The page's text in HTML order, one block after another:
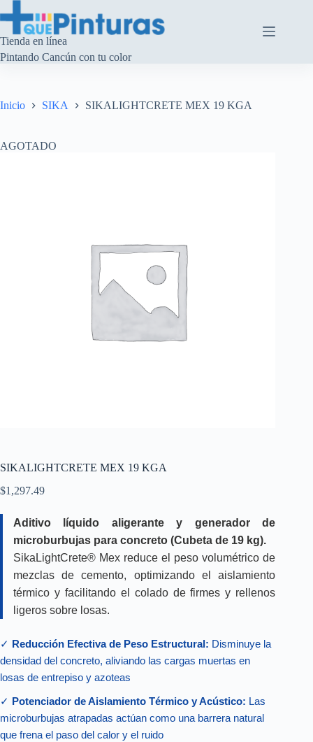
al
contenido
Tienda en línea
Pintando Cancún con tu color
Inicio SIKA SIKALIGHTCRETE MEX 19 KGA
AGOTADO
SIKALIGHTCRETE MEX 19 KGA
$1,297.49
Aditivo líquido aligerante y generador de
microburbujas para concreto (Cubeta de 19 kg).
SikaLightCrete® Mex reduce el peso volumétrico de
mezclas de cemento, optimizando el aislamiento
térmico y facilitando el colado de firmes y rellenos
ligeros sobre losas.
✓ Reducción Efectiva de Peso Estructural: Disminuye la
densidad del concreto, aliviando las cargas muertas en
losas de entrepiso y azoteas
✓ Potenciador de Aislamiento Térmico y Acústico: Las
microburbujas atrapadas actúan como una barrera natural
que frena el paso del calor y el ruido